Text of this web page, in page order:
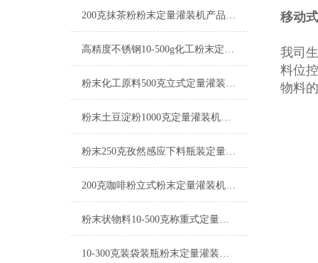
200克抹茶粉粉末定量灌装机产品简介
高精度不锈钢10-500g化工粉末定量灌装机操作简单
粉末化工原料500克立式定量灌装机参数
粉末土豆淀粉1000克定量灌装机厂家
粉末250克孜然感应下料瓶装定量灌装机设备
200克咖啡粉立式粉末定量灌装机简介
粉末状物料10-500克称重式定量灌装机操作简单
10-300克装袋装瓶粉末定量灌装机简介
移动
我司
料位
物料